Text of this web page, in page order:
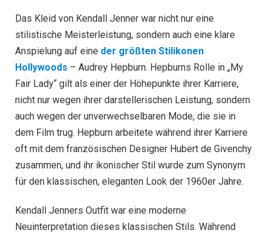
Das Kleid von Kendall Jenner war nicht nur eine
stilistische Meisterleistung, sondern auch eine klare
Anspielung auf eine der größten Stilikonen
Hollywoods – Audrey Hepburn. Hepburns Rolle in „My
Fair Lady“ gilt als einer der Höhepunkte ihrer Karriere,
nicht nur wegen ihrer darstellerischen Leistung, sondern
auch wegen der unverwechselbaren Mode, die sie in
dem Film trug. Hepburn arbeitete während ihrer Karriere
oft mit dem französischen Designer Hubert de Givenchy
zusammen, und ihr ikonischer Stil wurde zum Synonym
für den klassischen, eleganten Look der 1960er Jahre.
Kendall Jenners Outfit war eine moderne
Neuinterpretation dieses klassischen Stils. Während